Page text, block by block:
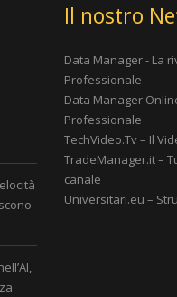
Il nostro
Data Manager - La
Professionale
Data Manager
Professionale
TechVideo.Tv – Il
TradeManager.it –
canale
Universitari.eu –